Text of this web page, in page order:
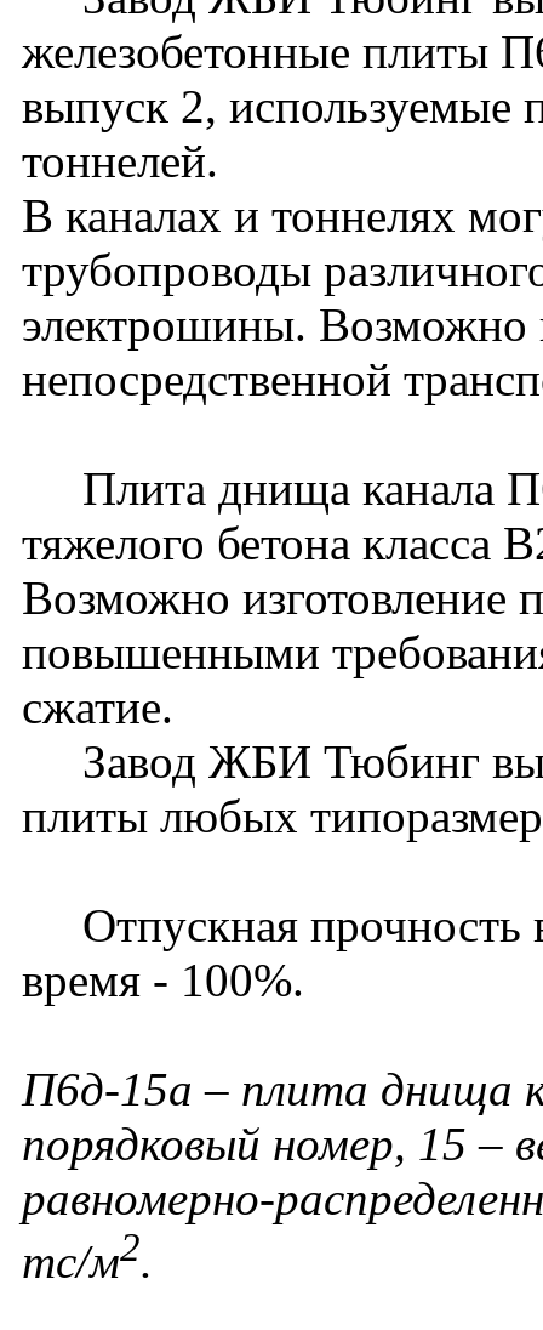
железобетонные плиты
выпуск 2, используемые
тоннелей.
В каналах и тоннелях
трубопроводы
электрошины. Возможно
непосредственной
Плита днища канала
тяжелого бетона класса
Возможно изготовление
повышенными
сжатие.
Завод ЖБИ Тюбинг
плиты любых
Отпускная прочность
время - 100%.
П6д-15а – плита днища
порядковый номер, 15 –
равномерно-
тс/м2.